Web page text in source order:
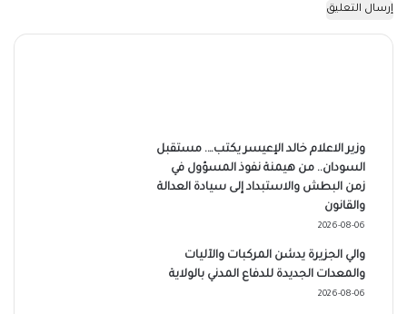
وزير الاعلام خالد الإعيسر يكتب…. مستقبل
السودان.. من هيمنة نفوذ المسؤول في
زمن البطش والاستبداد إلى سيادة العدالة
والقانون
2026-08-06
والي الجزيرة يدشن المركبات والآليات
والمعدات الجديدة للدفاع المدني بالولاية
2026-08-06